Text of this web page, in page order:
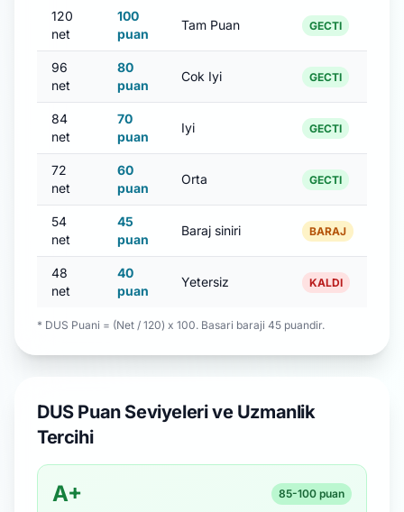
120
net
100
puan
Tam Puan GECTI
96
net
80
puan
Cok Iyi GECTI
84
net
70
puan
Iyi GECTI
72
net
60
puan
Orta GECTI
54
net
45
puan
Baraj siniri BARAJ
48
net
40
puan
Yetersiz KALDI
* DUS Puani = (Net / 120) x 100. Basari baraji 45 puandir.
DUS Puan Seviyeleri ve Uzmanlik
Tercihi
A+ 85-100 puan